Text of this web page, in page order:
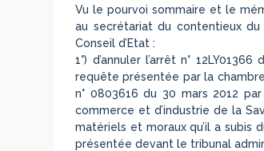
Vu le pourvoi sommaire et le
au secrétariat du contentieux du
Conseil d’Etat :
1°) d’annuler l’arrêt n°
requête présentée par la
n° 0803616 du 30 mars 2012
commerce et d’industrie de la
matériels et moraux qu’il a subis
présentée devant le tribunal